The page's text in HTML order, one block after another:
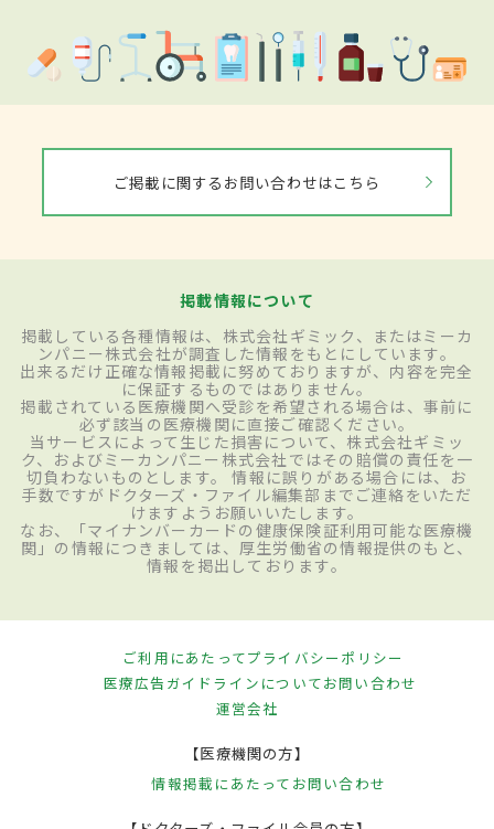
ご掲載に関するお問い合わせはこちら
掲載情報について
掲載している各種情報は、株式会社ギミック、またはミーカ
ンパニー株式会社が調査した情報をもとにしています。
出来るだけ正確な情報掲載に努めておりますが、内容を完全
に保証するものではありません。
掲載されている医療機関へ受診を希望される場合は、事前に
必ず該当の医療機関に直接ご確認ください。
当サービスによって生じた損害について、株式会社ギミッ
ク、およびミーカンパニー株式会社ではその賠償の責任を一
切負わないものとします。 情報に誤りがある場合には、お
手数ですがドクターズ・ファイル編集部までご連絡をいただ
けますようお願いいたします。
なお、「マイナンバーカードの健康保険証利用可能な医療機
関」の情報につきましては、厚生労働省の情報提供のもと、
情報を掲出しております。
ご利用にあたってプライバシーポリシー
医療広告ガイドラインについてお問い合わせ
運営会社
【医療機関の方】
情報掲載にあたって お問い合わせ